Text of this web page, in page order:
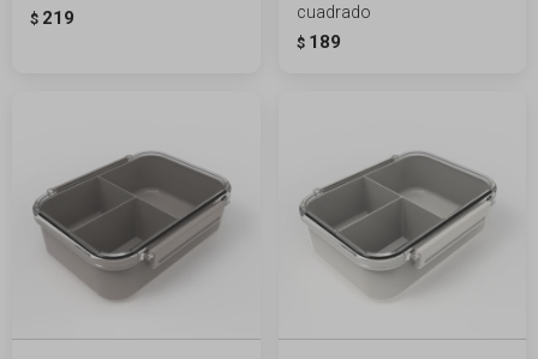
$ 219
cuadrado
$ 189